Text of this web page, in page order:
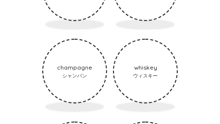
champagne
シャンパン
whiskey
ウィスキー